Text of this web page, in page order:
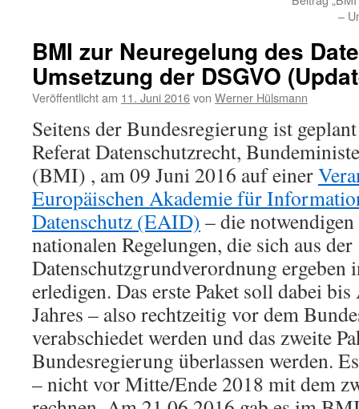
–
BMI zur Neuregelung des
Umsetzung der DSGVO
Veröffentlicht am 11. Juni 2016von Werner Hülsmann
Seitens der Bundesregierung ist
Referat Datenschutzrecht,
(BMI) , am 09 Juni 2016 auf einer
Europäischen Akademie für
Datenschutz (EAID) – die
nationalen Regelungen, die sich aus der
Datenschutzgrundverordnung ergeben
erledigen. Das erste Paket soll dabei
Jahres – also rechtzeitig vor dem
verabschiedet werden und das zweite
Bundesregierung überlassen werden.
– nicht vor Mitte/Ende 2018 mit dem